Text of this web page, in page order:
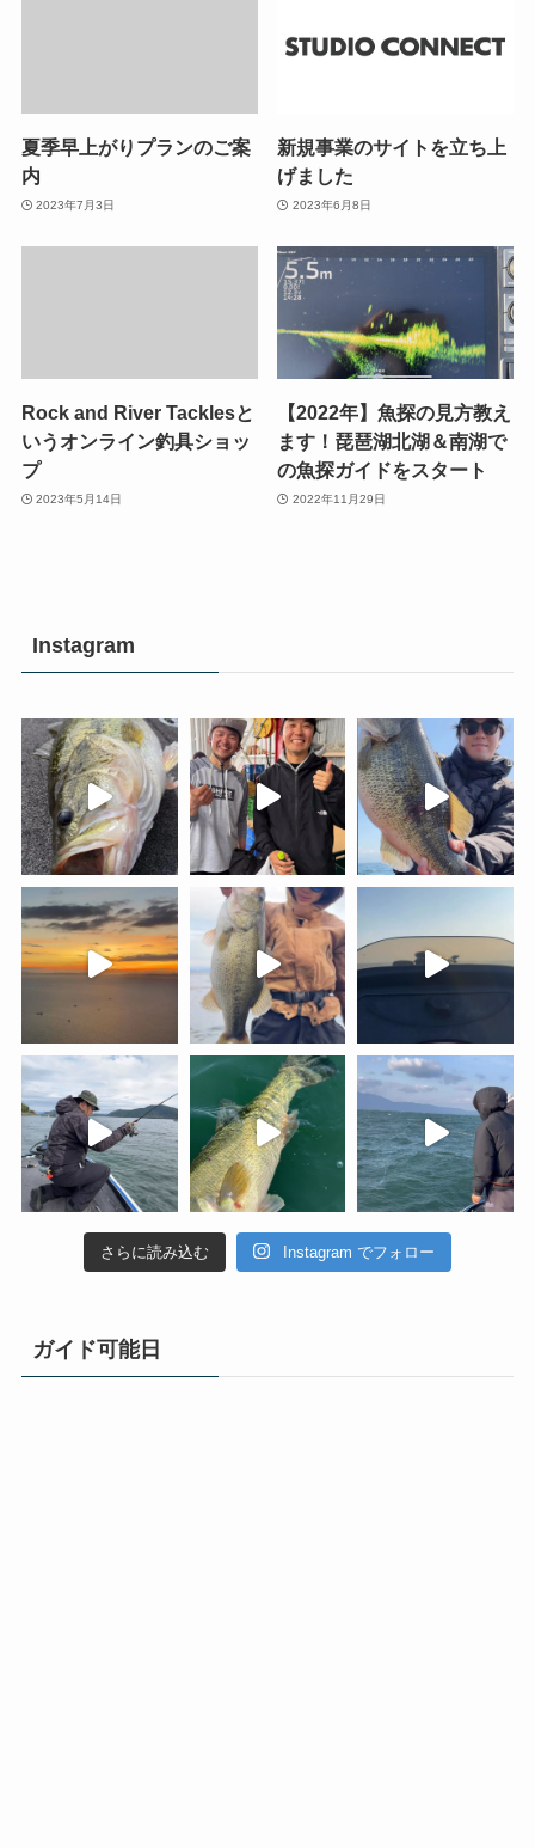
夏季早上がりプランのご案
内
2023年7月3日
新規事業のサイトを立ち上
げました
2023年6月8日
Rock and River Tacklesと
いうオンライン釣具ショッ
プ
2023年5月14日
【2022年】魚探の見方教え
ます！琵琶湖北湖＆南湖で
の魚探ガイドをスタート
2022年11月29日
Instagram
さらに読み込む Instagram でフォロー
ガイド可能日